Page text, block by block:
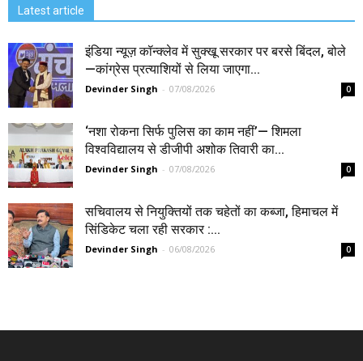
Latest article
इंडिया न्यूज़ कॉन्क्लेव में सुक्खू सरकार पर बरसे बिंदल, बोले
—कांग्रेस प्रत्याशियों से लिया जाएगा...
Devinder Singh - 07/08/2026 0
‘नशा रोकना सिर्फ पुलिस का काम नहीं’— शिमला
विश्वविद्यालय से डीजीपी अशोक तिवारी का...
Devinder Singh - 07/08/2026 0
सचिवालय से नियुक्तियों तक चहेतों का कब्जा, हिमाचल में
सिंडिकेट चला रही सरकार :...
Devinder Singh - 06/08/2026 0